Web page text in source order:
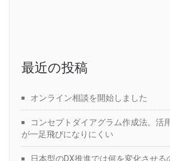
最近の投稿
オンライン相談を開始しました
コンセプトダイアグラム作成法。活
が一足飛びになりにくい
日本型のDX推進では何を変化させる